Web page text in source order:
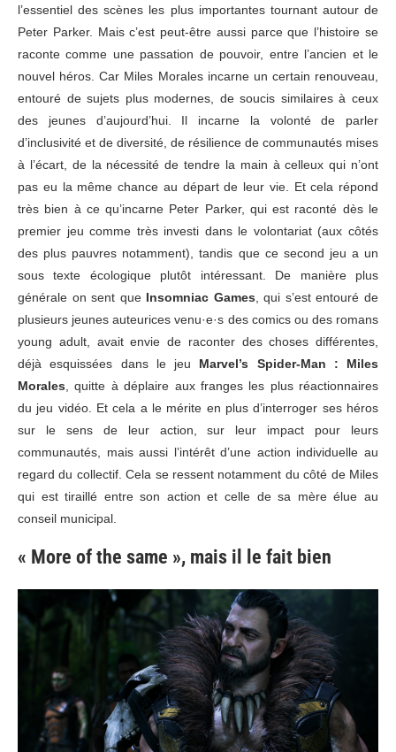
l’essentiel des scènes les plus importantes tournant autour de
Peter Parker. Mais c’est peut-être aussi parce que l’histoire se
raconte comme une passation de pouvoir, entre l’ancien et le
nouvel héros. Car Miles Morales incarne un certain renouveau,
entouré de sujets plus modernes, de soucis similaires à ceux
des jeunes d’aujourd’hui. Il incarne la volonté de parler
d’inclusivité et de diversité, de résilience de communautés mises
à l’écart, de la nécessité de tendre la main à celleux qui n’ont
pas eu la même chance au départ de leur vie. Et cela répond
très bien à ce qu’incarne Peter Parker, qui est raconté dès le
premier jeu comme très investi dans le volontariat (aux côtés
des plus pauvres notamment), tandis que ce second jeu a un
sous texte écologique plutôt intéressant. De manière plus
générale on sent que Insomniac Games, qui s’est entouré de
plusieurs jeunes auteurices venu·e·s des comics ou des romans
young adult, avait envie de raconter des choses différentes,
déjà esquissées dans le jeu Marvel’s Spider-Man : Miles
Morales, quitte à déplaire aux franges les plus réactionnaires
du jeu vidéo. Et cela a le mérite en plus d’interroger ses héros
sur le sens de leur action, sur leur impact pour leurs
communautés, mais aussi l’intérêt d’une action individuelle au
regard du collectif. Cela se ressent notamment du côté de Miles
qui est tiraillé entre son action et celle de sa mère élue au
conseil municipal.
« More of the same », mais il le fait bien